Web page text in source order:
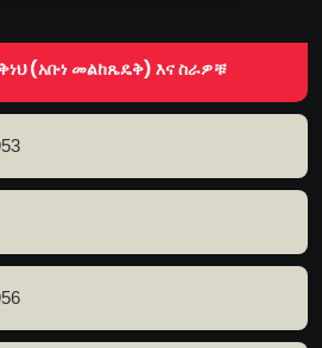
(አቡነ መልከጼዴቅ) እና ስራዎቹ